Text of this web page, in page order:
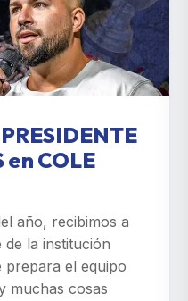
en COLE
año, recibimos a
de la institución
el equipo
muchas cosas